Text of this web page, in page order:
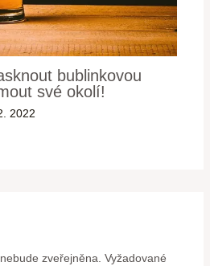
bublinkovou
své okolí!
2022
zveřejněna. Vyžadované